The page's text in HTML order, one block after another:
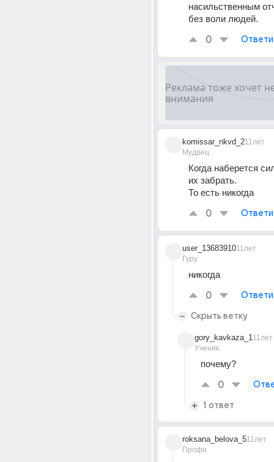
насильственным
без воли людей.
0
komissar_nkvd_2
Мудрец
11лет
Когда наберется
их забрать.
То есть никогда
0
user_13683910
Гуру
11лет
никогда
0
Скрыть ветку
gory_kavkaza_1
Ученик
11лет
почему?
0
1 ответ
roksana_belova_5
Профи
11лет